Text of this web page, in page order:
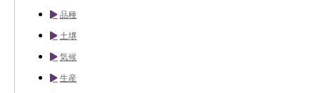
品種
土壌
気候
生産